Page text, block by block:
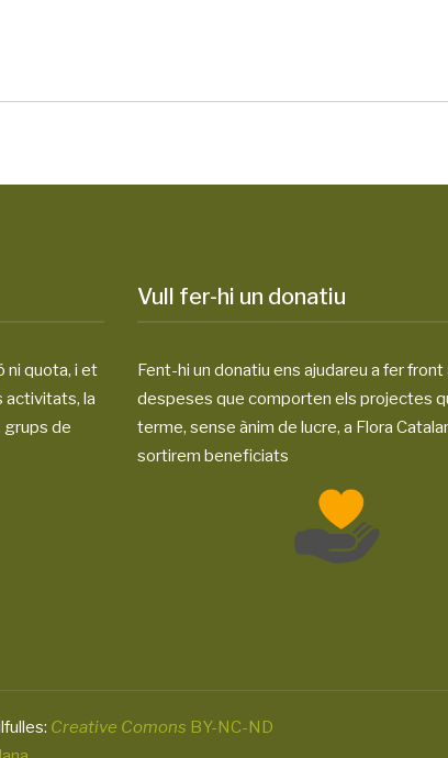
ni quota, i et
activitats, la
grups de
Vull fer-hi un donatiu
Fent-hi un donatiu ens ajudareu a fer front
despeses que comporten els projectes
terme, sense ànim de lucre, a Flora
sortirem beneficiats
Creative Comons BY-NC-ND